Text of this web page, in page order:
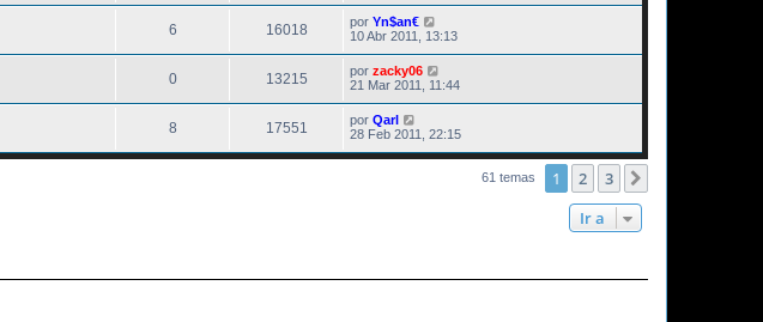
6 16018 por Yn$an€
10 Abr 2011, 13:13
0 13215 por zacky06
21 Mar 2011, 11:44
8 17551 por Qarl
28 Feb 2011, 22:15
61 temas 1 2 3
Ir a